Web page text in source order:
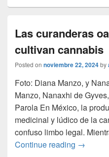
Las curanderas
cultivan cannabis
Posted on noviembre 22, 2024by
Foto: Diana Manzo, y
Manzo, Nanaxhi de
Parola En México, la
medicinal y lúdico de la
confuso limbo legal.
Continue reading Las
→